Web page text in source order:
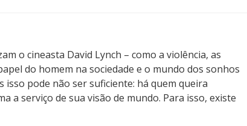
o cineasta David Lynch – como a violência, as
do homem na sociedade e o mundo dos sonhos
pode não ser suficiente: há quem queira
a serviço de sua visão de mundo. Para isso, existe